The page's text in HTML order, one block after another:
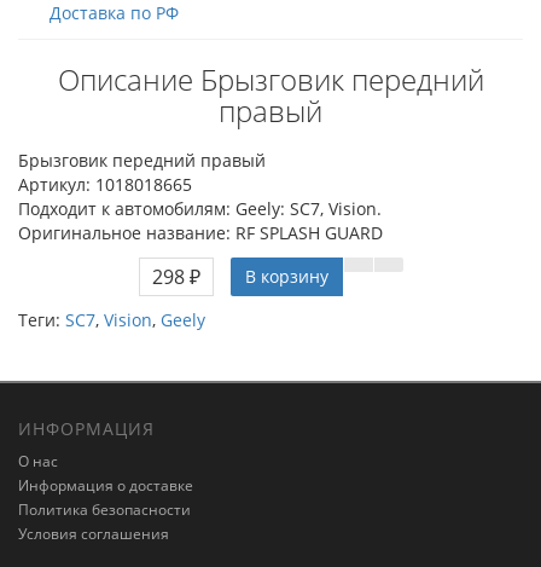
Доставка по РФ
Описание Брызговик передний
правый
Брызговик передний правый
Артикул: 1018018665
Подходит к автомобилям: Geely: SC7, Vision.
Оригинальное название: RF SPLASH GUARD
298 ₽
В корзину
Теги: SC7, Vision, Geely
ИНФОРМАЦИЯ
О нас
Информация о доставке
Политика безопасности
Условия соглашения